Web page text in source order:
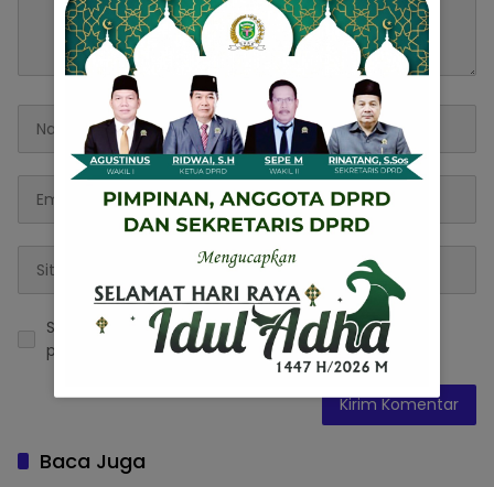
Simpan nama, email, dan situs web saya pada
peramban ini untuk komentar saya berikutnya.
Baca Juga